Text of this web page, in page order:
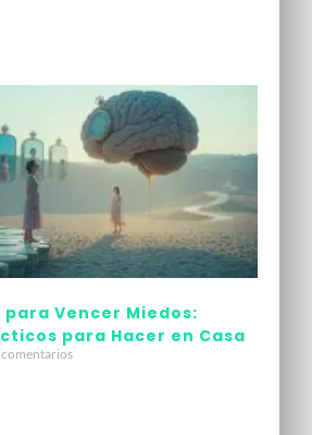
para Vencer Miedos:
para Hacer en Casa